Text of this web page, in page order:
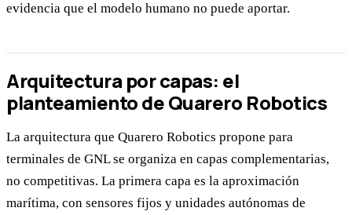
evidencia que el modelo humano no puede aportar.
Arquitectura por capas: el
planteamiento de Quarero Robotics
La arquitectura que Quarero Robotics propone para
terminales de GNL se organiza en capas complementarias,
no competitivas. La primera capa es la aproximación
marítima, con sensores fijos y unidades autónomas de